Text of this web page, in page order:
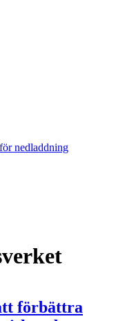
nedladdning
förbättra